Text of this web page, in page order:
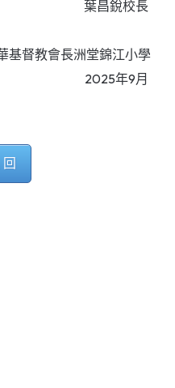
葉昌銳校長
基督教會長洲堂錦江小學
2025年9月